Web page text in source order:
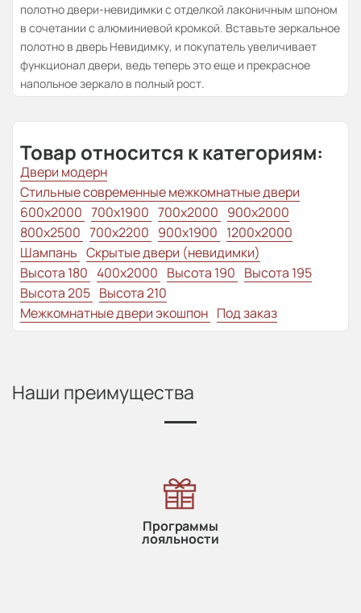
полотно двери-невидимки с отделкой лаконичным шпоном
в сочетании с алюминиевой кромкой. Вставьте зеркальное
полотно в дверь Невидимку, и покупатель увеличивает
функционал двери, ведь теперь это еще и прекрасное
напольное зеркало в полный рост.
Товар относится к категориям:
Двери модерн
Стильные современные межкомнатные двери
600x2000 700x1900 700x2000 900x2000
800х2500 700x2200 900x1900 1200x2000
Шампань Скрытые двери (невидимки)
Высота 180 400x2000 Высота 190 Высота 195
Высота 205 Высота 210
Межкомнатные двери экошпон Под заказ
Наши преимущества
Программы
лояльности